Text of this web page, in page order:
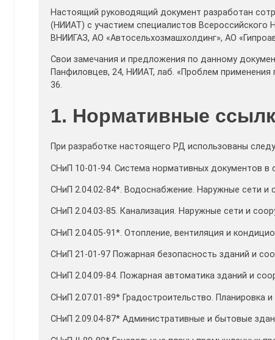
Настоящий руководящий документ разработан
(НИИАТ) с участием специалистов
ВНИИГАЗ, АО «Автосельхозмашхолдинг», АО
Свои замечания и предложения по данному
Панфиловцев, 24, НИИАТ, лаб. «Проблем применения
36.
1. Нормативные
При разработке настоящего РД использованы
СНиП 10-01-94. Система нормативных документов в
СНиП 2.04.02-84*. Водоснабжение. Наружные сети и
СНиП 2.04.03-85. Канализация. Наружные сети и
СНиП 2.04.05-91*. Отопление, вентиляция и
СНиП 21-01-97 Пожарная безопасность зданий и
СНиП 2.04.09-84. Пожарная автоматика зданий и
СНиП 2.07.01-89* Градостроительство. Планировка
СНиП 2.09.04-87* Административные и бытовые